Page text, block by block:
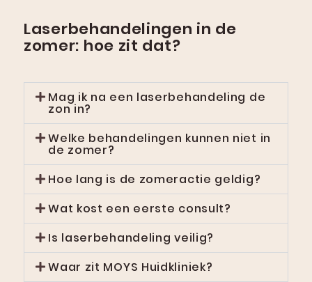
Laserbehandelingen in de
zomer: hoe zit dat?
Mag ik na een laserbehandeling de
zon in?
Welke behandelingen kunnen niet in
de zomer?
Hoe lang is de zomeractie geldig?
Wat kost een eerste consult?
Is laserbehandeling veilig?
Waar zit MOYS Huidkliniek?